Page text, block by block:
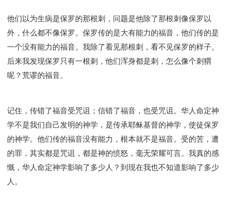
他们以为生病是保罗的那根刺，问题是他除了那根刺像保罗以
外，什么都不像保罗。保罗传的是大有能力的福音，他们传的是
一个没有能力的福音。我除了看见那根刺，看不见保罗的样子。
后来我发现保罗只有一根刺，他们浑身都是刺，怎么像个刺猬
呢？荒谬的福音。
记住，传错了福音受咒诅；信错了福音，也受咒诅。华人命定神
学不是我们自己发明的神学，是传承耶稣基督的神学，使徒保罗
的神学。他们传的福音没有能力，根本就不是福音。受的苦，遭
的罪，其实都是咒诅，都是神的愤怒，毫无荣耀可言。我真的感
慨，华人命定神学影响了多少人？到现在我也不知道影响了多少
人。